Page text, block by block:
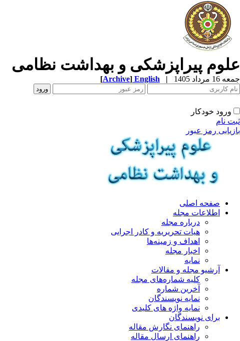
علوم پیراپزشکی و بهداشت نظامی
جمعه 16 مرداد 1405 |
English
[Archive]
ورود خودکار
ثبت نام
بازیابی رمز عبور
صفحه اصلی
اطلاعات مجله
درباره مجله
هیات تحریریه و کادر اجرایی
اهداف و زمینه‌ها
اخبار مجله
نمایه
آرشیو مجله و مقالات
کلیه شماره‌های مجله
آخرین شماره
نمایه نویسندگان
نمایه واژه های کلیدی
برای نویسندگان
راهنمای نگارش مقاله
راهنمای ارسال مقاله